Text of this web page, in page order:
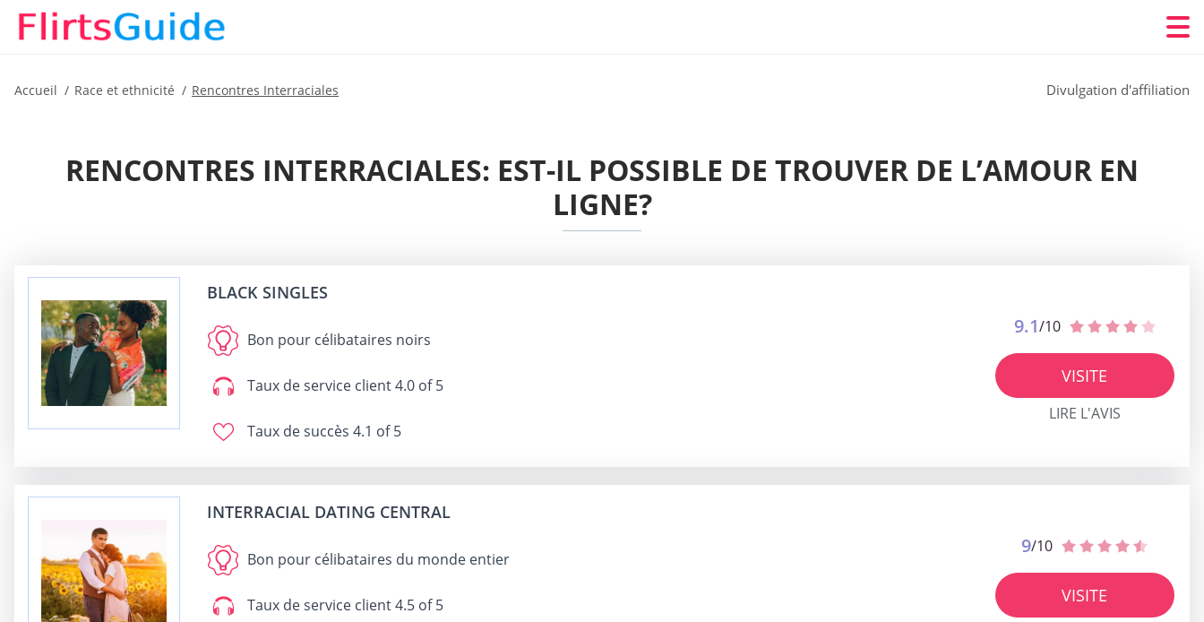
Accueil Race et ethnicité Rencontres Interraciales Divulgation d'affiliation
RENCONTRES INTERRACIALES: EST-IL POSSIBLE DE TROUVER DE L’AMOUR EN
LIGNE?
BLACK SINGLES
Bon pour célibataires noirs
Taux de service client4.0 of 5
Taux de succès 4.1 of 5
9.1/10
VISITE
LIRE L'AVIS
INTERRACIAL DATING CENTRAL
Bon pour célibataires du monde entier
Taux de service client4.5 of 5
9/10
VISITE